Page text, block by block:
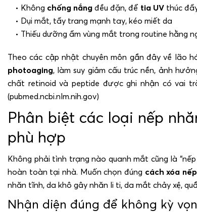
• Không chống nắng đều đặn, để tia UV thúc
• Dụi mắt, tẩy trang mạnh tay, kéo miết da
• Thiếu dưỡng ẩm vùng mắt trong routine hằng
Theo các cập nhật chuyên môn gần đây về lão
photoaging, làm suy giảm cấu trúc nền, ảnh
chất retinoid và peptide được ghi nhận có vai
(pubmed.ncbi.nlm.nih.gov)
Phân biệt các loại nếp
phù hợp
Không phải tình trạng nào quanh mắt cũng là
hoàn toàn tại nhà. Muốn chọn đúng cách xóa
nhăn tĩnh, da khô gây nhăn li ti, da mắt chảy xệ,
Nhận diện đúng để không kỳ